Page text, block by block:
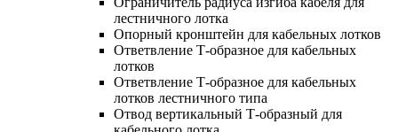
лестничного лотка
Опорный кронштейн для кабельных лотков
Ответвление Т-образное для кабельных
лотков
Ответвление Т-образное для кабельных
лотков лестничного типа
Отвод вертикальный Т-образный для